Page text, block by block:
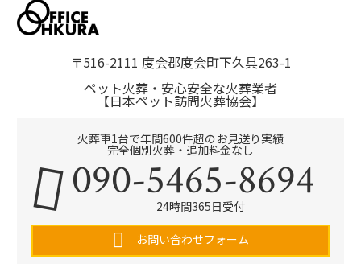
〒516-2111 度会郡度会町下久具263-1
ペット火葬・安心安全な火葬業者
【日本ペット訪問火葬協会】
火葬車1台で年間600件超のお見送り実績
完全個別火葬・追加料金なし
090-5465-8694
24時間365日受付
お問い合わせフォーム